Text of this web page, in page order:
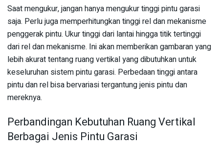
Saat mengukur, jangan hanya mengukur tinggi pintu garasi
saja. Perlu juga memperhitungkan tinggi rel dan mekanisme
penggerak pintu. Ukur tinggi dari lantai hingga titik tertinggi
dari rel dan mekanisme. Ini akan memberikan gambaran yang
lebih akurat tentang ruang vertikal yang dibutuhkan untuk
keseluruhan sistem pintu garasi. Perbedaan tinggi antara
pintu dan rel bisa bervariasi tergantung jenis pintu dan
mereknya.
Perbandingan Kebutuhan Ruang Vertikal
Berbagai Jenis Pintu Garasi